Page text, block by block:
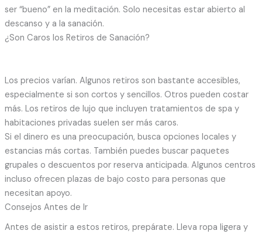
ser “bueno” en la meditación. Solo necesitas estar abierto al
descanso y a la sanación.
¿Son Caros los Retiros de Sanación?
Los precios varían. Algunos retiros son bastante accesibles,
especialmente si son cortos y sencillos. Otros pueden costar
más. Los retiros de lujo que incluyen tratamientos de spa y
habitaciones privadas suelen ser más caros.
Si el dinero es una preocupación, busca opciones locales y
estancias más cortas. También puedes buscar paquetes
grupales o descuentos por reserva anticipada. Algunos centros
incluso ofrecen plazas de bajo costo para personas que
necesitan apoyo.
Consejos Antes de Ir
Antes de asistir a estos retiros, prepárate. Lleva ropa ligera y